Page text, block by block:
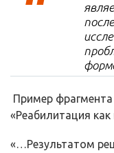
Пример
«Реабилитация как
«…Результатом